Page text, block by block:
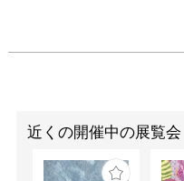
近くの開催中の展覧会